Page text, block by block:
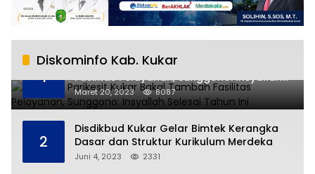
Diskominfo Kab. Kukar
1
RSUD AM Parikesit Kukar Bakal Tambah
Fasilitas Pelayanan, Sunggono: Insyallah
Selesai Tahun Ini
Maret 20, 2023 8087
2
Disdikbud Kukar Gelar Bimtek Kerangka
Dasar dan Struktur Kurikulum Merdeka
Juni 4, 2023 2331